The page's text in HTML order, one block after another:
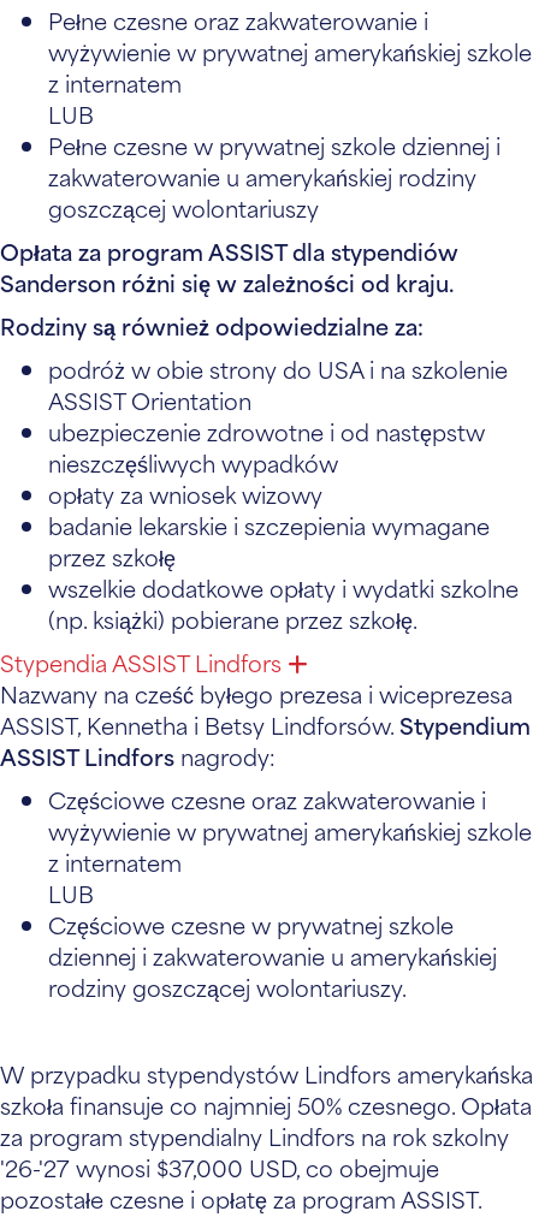
Pełne czesne oraz zakwaterowanie i
wyżywienie w prywatnej amerykańskiej szkole
z internatem
LUB
Pełne czesne w prywatnej szkole dziennej i
zakwaterowanie u amerykańskiej rodziny
goszczącej wolontariuszy
Opłata za program ASSIST dla stypendiów
Sanderson różni się w zależności od kraju.
Rodziny są również odpowiedzialne za:
podróż w obie strony do USA i na szkolenie
ASSIST Orientation
ubezpieczenie zdrowotne i od następstw
nieszczęśliwych wypadków
opłaty za wniosek wizowy
badanie lekarskie i szczepienia wymagane
przez szkołę
wszelkie dodatkowe opłaty i wydatki szkolne
(np. książki) pobierane przez szkołę.
Stypendia ASSIST Lindfors
Nazwany na cześć byłego prezesa i wiceprezesa
ASSIST, Kennetha i Betsy Lindforsów.Stypendium
ASSIST Lindfors nagrody:
Częściowe czesne oraz zakwaterowanie i
wyżywienie w prywatnej amerykańskiej szkole
z internatem
LUB
Częściowe czesne w prywatnej szkole
dziennej i zakwaterowanie u amerykańskiej
rodziny goszczącej wolontariuszy.
W przypadku stypendystów Lindfors amerykańska
szkoła finansuje co najmniej 50% czesnego. Opłata
za program stypendialny Lindfors na rok szkolny
'26-'27 wynosi $37,000 USD, co obejmuje
pozostałe czesne i opłatę za program ASSIST.